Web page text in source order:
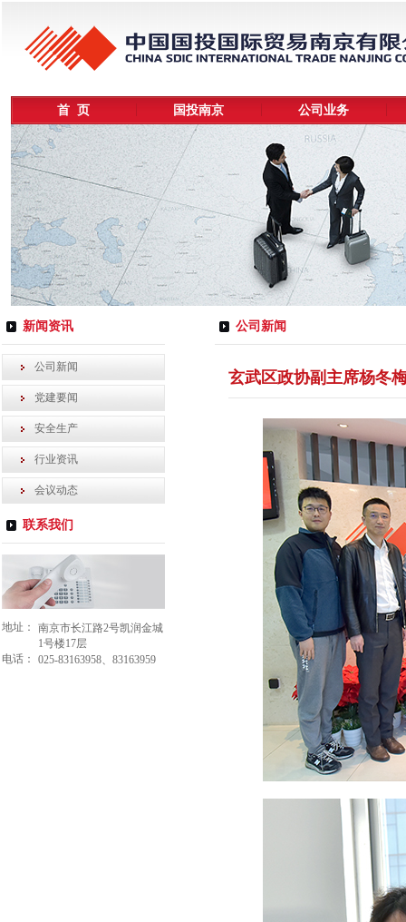
首 页 国投南京 公司业务
新闻资讯
公司新闻
党建要闻
安全生产
行业资讯
会议动态
联系我们
地址：
南京市长江路2号凯润金城
1号楼17层
电话：
025-83163958、83163959
公司新闻
玄武区政协副主席杨冬